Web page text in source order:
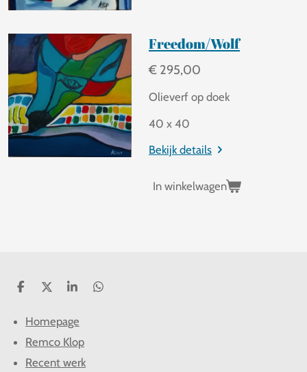
Freedom/Wolf
€ 295,00
Olieverf op doek
40 x 40
Bekijk details
In winkelwagen
D
D
l
S
r
e
D
Homepage
Remco Klop
Recent werk